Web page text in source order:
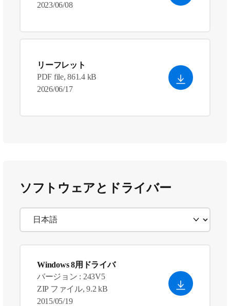
2023/06/08
リーフレット
PDF file, 861.4 kB
2026/06/17
ソフトウェアとドライバー
Windows 8用ドライバ
バージョン : 243V5
ZIP ファイル, 9.2 kB
2015/05/19